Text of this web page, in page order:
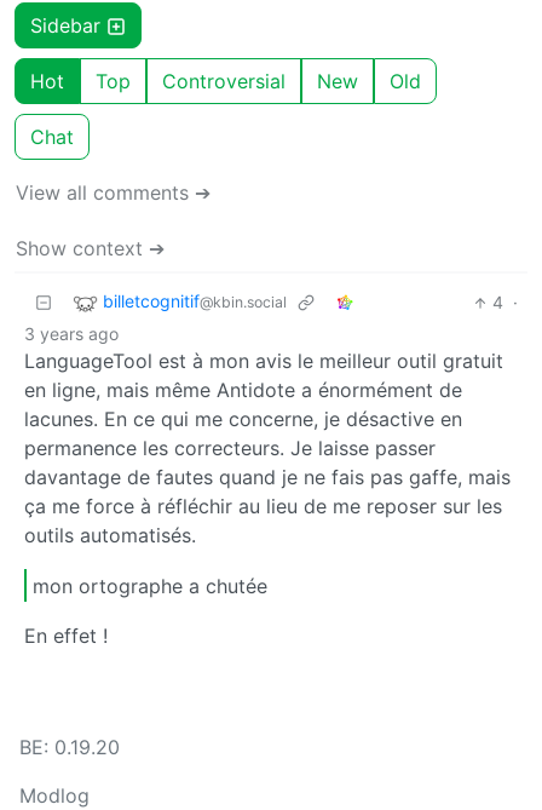
Sidebar
Hot Top Controversial New Old
Chat
View all comments ➔
Show context ➔
billetcognitif@kbin.social 4 ·
3 years ago
LanguageTool est à mon avis le meilleur outil gratuit
en ligne, mais même Antidote a énormément de
lacunes. En ce qui me concerne, je désactive en
permanence les correcteurs. Je laisse passer
davantage de fautes quand je ne fais pas gaffe, mais
ça me force à réfléchir au lieu de me reposer sur les
outils automatisés.
mon ortographe a chutée
En effet !
BE: 0.19.20
Modlog